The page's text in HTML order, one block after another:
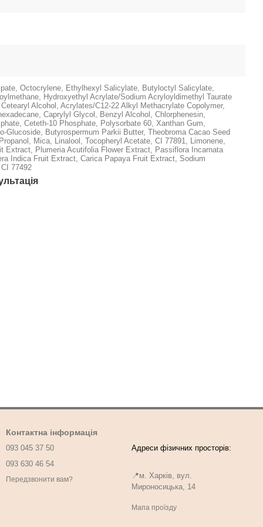
Octocrylene, Ethylhexyl Salicylate, Butyloctyl Salicylate,
Hydroxyethyl Acrylate/Sodium Acryloyldimethyl Taurate
Alcohol, Acrylates/C12‐22 Alkyl Methacrylate Copolymer,
Caprylyl Glycol, Benzyl Alcohol, Chlorphenesin,
Ceteth‐10 Phosphate, Polysorbate 60, Xanthan Gum,
Butyrospermum Parkii Butter, Theobroma Cacao Seed
Mica, Linalool, Tocopheryl Acetate, CI 77891, Limonene,
Extract, Plumeria Acutifolia Flower Extract, Passiflora Incarnata
Indica Fruit Extract, Carica Papaya Fruit Extract, Sodium
77492
Контактна інформація
093 045 37 50
093 630 46 54
Передзвонити вам?
📍м. Харків, вул.
Мироносицька, 14
Мапа проїзду